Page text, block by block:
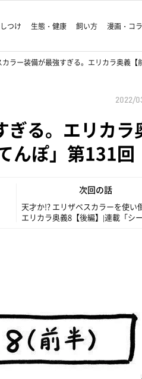
しつけ 生態・健康 飼い方 漫画・コ
カラー装備が最強すぎる。エリカラ奥義
2022/
ぎる。エリカラ
んぽ」第131回
次回の話
天才か!? エリザベスカラーを使い
エリカラ奥義8【後編】|連載「シ